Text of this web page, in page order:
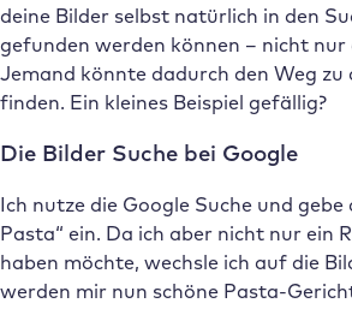
deine Bilder selbst natürlich in den
gefunden werden können – nicht nur
Jemand könnte dadurch den Weg zu
finden. Ein kleines Beispiel gefällig?
Die Bilder Suche bei Google
Ich nutze die Google Suche und
Pasta“ ein. Da ich aber nicht nur ein
haben möchte, wechsle ich auf die
werden mir nun schöne Pasta-